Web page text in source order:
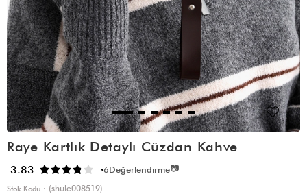
Raye Kartlık Detaylı Cüzdan Kahve
3.83 6Değerlendirme📷
Stok Kodu
(shule008519)